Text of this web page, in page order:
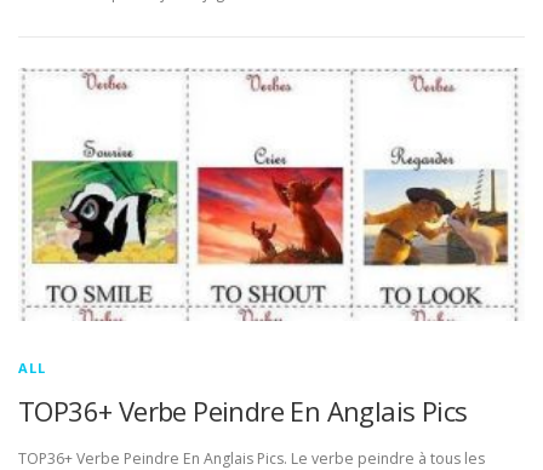
ALL
TOP36+ Verbe Peindre En Anglais Pics
TOP36+ Verbe Peindre En Anglais Pics. Le verbe peindre à tous les